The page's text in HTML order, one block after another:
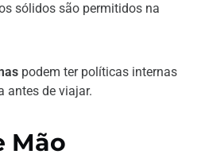
sólidos são permitidos na
podem ter políticas internas
antes de viajar.
Mão